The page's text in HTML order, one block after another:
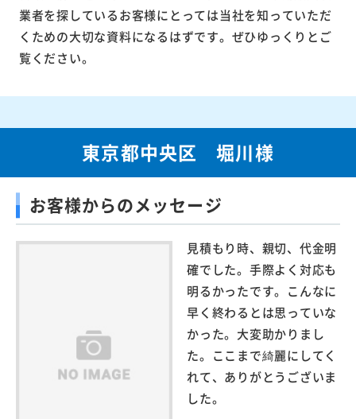
業者を探しているお客様にとっては当社を知っていただ
くための大切な資料になるはずです。ぜひゆっくりとご
覧ください。
東京都中央区 堀川様
お客様からのメッセージ
見積もり時、親切、代金明
確でした。手際よく対応も
明るかったです。こんなに
早く終わるとは思っていな
かった。大変助かりまし
た。ここまで綺麗にしてく
れて、ありがとうございま
した。